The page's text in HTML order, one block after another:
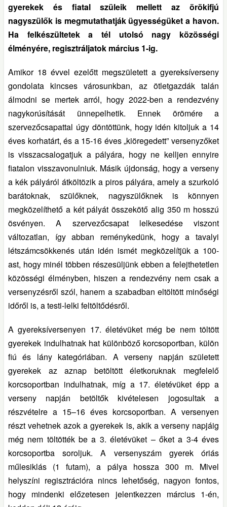
gyerekek és fiatal szüleik mellett az örökifjú
nagyszülők is megmutathatják ügyességüket a havon.
Ha felkészültetek a tél utolsó nagy közösségi
élményére, regisztráljatok március 1-ig.
Amikor 18 évvel ezelőtt megszületett a gyereksíverseny
gondolata kincses városunkban, az ötletgazdák talán
álmodni se mertek arról, hogy 2022-ben a rendezvény
nagykorúsítását ünnepelhetik. Ennek örömére a
szervezőcsapattal úgy döntöttünk, hogy idén kitoljuk a 14
éves korhatárt, és a 15-16 éves „kiöregedett” versenyzőket
is visszacsalogatjuk a pályára, hogy ne kelljen ennyire
fiatalon visszavonulniuk. Másik újdonság, hogy a verseny
a kék pályáról átköltözik a piros pályára, amely a szurkoló
barátoknak, szülőknek, nagyszülőknek is könnyen
megközelíthető a két pályát összekötő alig 350 m hosszú
ösvényen. A szervezőcsapat lelkesedése viszont
változatlan, így abban reménykedünk, hogy a tavalyi
létszámcsökkenés után idén ismét megközelítjük a 100-
ast, hogy minél többen részesüljünk ebben a felejthetetlen
közösségi élményben, hiszen a rendezvény nem csak a
versenyzésről szól, hanem a szabadban eltöltött minőségi
időről is, a testi-lelki feltöltődésről.
A gyereksíversenyen 17. életévüket még be nem töltött
gyerekek indulhatnak hat különböző korcsoportban, külön
fiú és lány kategóriában. A verseny napján született
gyerekek az aznap betöltött életkoruknak megfelelő
korcsoportban indulhatnak, míg a 17. életévüket épp a
verseny napján betöltők kivételesen jogosultak a
részvételre a 15–16 éves korcsoportban. A versenyen
részt vehetnek azok a gyerekek is, akik a verseny napjáig
még nem töltötték be a 3. életévüket – őket a 3-4 éves
korcsoportba soroljuk. A versenyszám gyerek óriás
műlesiklás (1 futam), a pálya hossza 300 m. Mivel
helyszíni regisztrációra nincs lehetőség, nagyon fontos,
hogy mindenki előzetesen jelentkezzen március 1-én,